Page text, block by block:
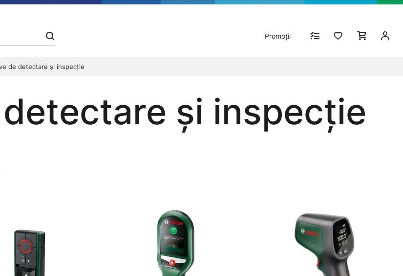
Promoții
de detectare şi inspecţie
şi inspecţie